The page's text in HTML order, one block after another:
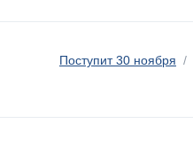
Поступит 30 ноября